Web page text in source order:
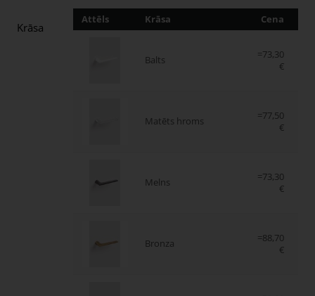
Krāsa
Attēls Krāsa Cena
Balts
=73,30
€
Matēts hroms
=77,50
€
Melns
=73,30
€
Bronza
=88,70
€